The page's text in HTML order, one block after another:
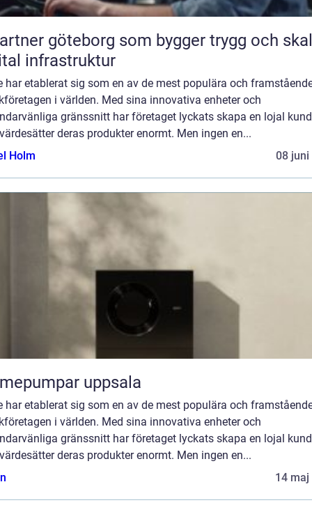
göteborg som bygger trygg och
infrastruktur
har etablerat sig som en av de mest populära och
i världen. Med sina innovativa enheter och
gränssnitt har företaget lyckats skapa en lojal
deras produkter enormt. Men ingen en...
Holm
08 juni
uppsala
har etablerat sig som en av de mest populära och
i världen. Med sina innovativa enheter och
gränssnitt har företaget lyckats skapa en lojal
deras produkter enormt. Men ingen en...
14 maj